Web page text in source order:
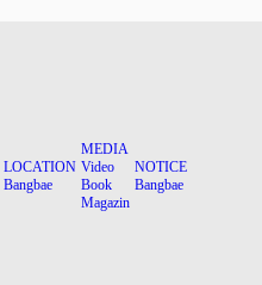
LOCATION
Bangbae
MEDIA
Video
Book
Magazin
NOTICE
Bangbae